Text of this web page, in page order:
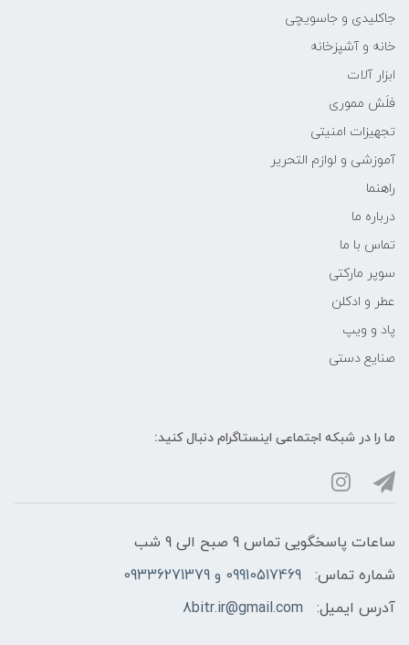
جاکلیدی و جاسویچی
خانه و آشپزخانه
ابزار آلات
فلَش مموری
تجهیزات امنیتی
آموزشی و لوازم التحریر
راهنما
درباره ما
تماس با ما
سوپر مارکتی
عطر و ادکلن
پاد و ویپ
صنایع دستی
ما را در شبکه‌ اجتماعی اینستاگرام دنبال کنید:
ساعات پاسخگویی تماس 9 صبح الی 9 شب
شماره تماس:
09910517469 و 09336271379
آدرس ایمیل:
8bitr.ir@gmail.com